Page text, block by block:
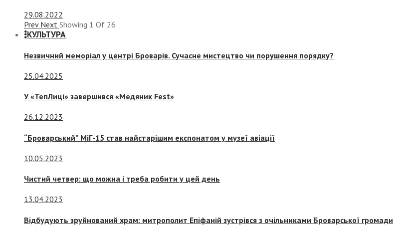
29.08.2022
Prev Next Showing 1 Of 26
КУЛЬТУРА
Незвичний меморіал у центрі Броварів. Сучасне мистецтво чи порушення порядку?
25.04.2025
У «ТепЛиці» завершився «Медяник Fest»
26.12.2023
“Броварський” МіГ-15 став найстарішим експонатом у музеї авіації
10.05.2023
Чистий четвер: що можна і треба робити у цей день
13.04.2023
Відбудують зруйнований храм: митрополит Епіфаній зустрівся з очільниками Броварської громади